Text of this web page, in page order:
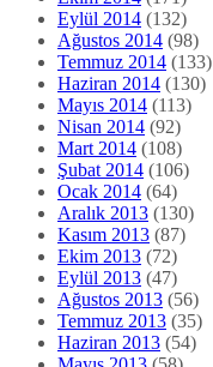
Eylül 2014 (132)
Ağustos 2014 (98)
Temmuz 2014 (133)
Haziran 2014 (130)
Mayıs 2014 (113)
Nisan 2014 (92)
Mart 2014 (108)
Şubat 2014 (106)
Ocak 2014 (64)
Aralık 2013 (130)
Kasım 2013 (87)
Ekim 2013 (72)
Eylül 2013 (47)
Ağustos 2013 (56)
Temmuz 2013 (35)
Haziran 2013 (54)